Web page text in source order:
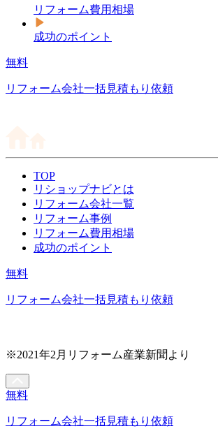
リフォーム費用相場
成功のポイント
無料
リフォーム会社一括見積もり依頼
TOP
リショップナビとは
リフォーム会社一覧
リフォーム事例
リフォーム費用相場
成功のポイント
無料
リフォーム会社一括見積もり依頼
※2021年2月リフォーム産業新聞より
無料
リフォーム会社一括見積もり依頼